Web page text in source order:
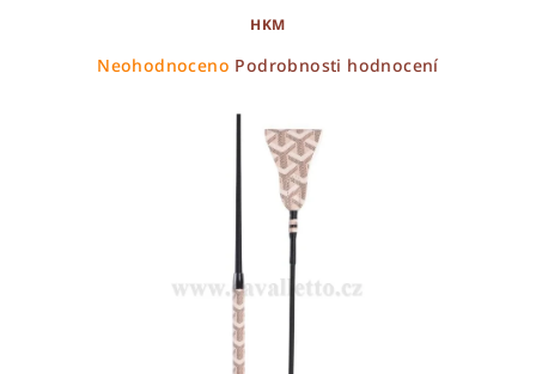
HKM
Průměrné
Neohodnoceno Podrobnosti hodnocení